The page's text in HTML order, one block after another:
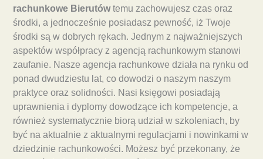
rachunkowe Bierutówtemu zachowujesz czas oraz
środki, a jednocześnie posiadasz pewność, iż Twoje
środki są w dobrych rękach. Jednym z najważniejszych
aspektów współpracy z agencją rachunkowym stanowi
zaufanie. Nasze agencja rachunkowe działa na rynku od
ponad dwudziestu lat, co dowodzi o naszym naszym
praktyce oraz solidności. Nasi księgowi posiadają
uprawnienia i dyplomy dowodzące ich kompetencje, a
również systematycznie biorą udział w szkoleniach, by
być na aktualnie z aktualnymi regulacjami i nowinkami w
dziedzinie rachunkowości. Możesz być przekonany, że